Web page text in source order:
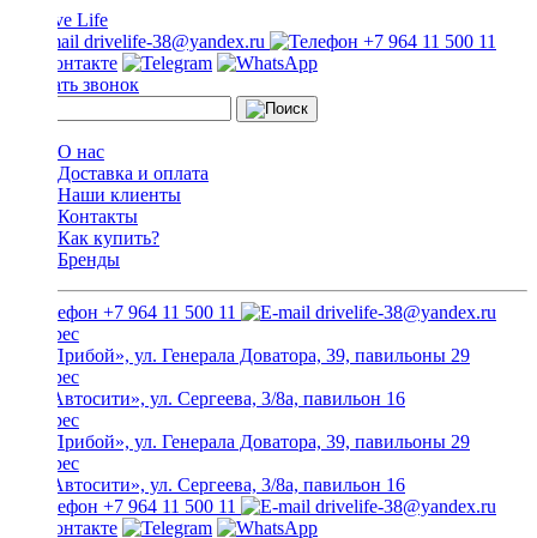
drivelife-38@yandex.ru +7 964 11 500 11
Заказать звонок
О нас
Доставка и оплата
Наши клиенты
Контакты
Как купить?
Бренды
+7 964 11 500 11 drivelife-38@yandex.ru
ТЦ «Прибой», ул. Генерала Доватора, 39, павильоны 29
ТЦ «Автосити», ул. Сергеева, 3/8а, павильон 16
ТЦ «Прибой», ул. Генерала Доватора, 39, павильоны 29
ТЦ «Автосити», ул. Сергеева, 3/8а, павильон 16
+7 964 11 500 11
drivelife-38@yandex.ru